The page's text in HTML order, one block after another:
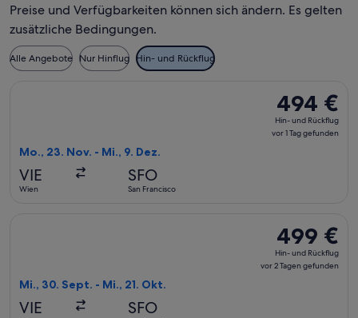
Preise und Verfügbarkeiten können sich ändern. Es gelten
zusätzliche Bedingungen.
Alle Angebote Nur Hinflug Hin- und Rückflug
494 €
Hin-
und
494 €
Hin- und Rückflug
vor 1 Tag gefunden
Mo., 23. Nov. - Mi., 9. Dez.
VIE
Wien
SFO
San Francisco
499 €
Hin-
und
499 €
Hin- und Rückflug
vor 2 Tagen gefunden
Mi., 30. Sept. - Mi., 21. Okt.
VIE SFO